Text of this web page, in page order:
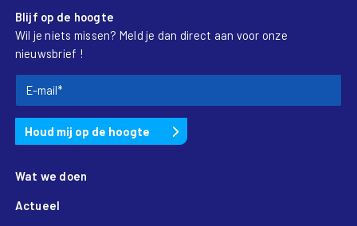
Blijf op de hoogte
Wil je niets missen? Meld je dan direct aan voor onze
nieuwsbrief !
Wat we doen
Actueel